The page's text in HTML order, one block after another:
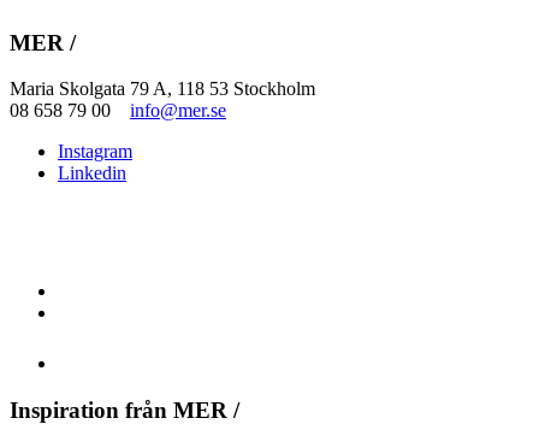
MER /
Maria Skolgata 79 A, 118 53 Stockholm
08 658 79 00 info@mer.se
Instagram
Linkedin
Inspiration från MER /